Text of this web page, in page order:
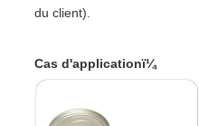
du client).
Cas d'applicationï¼